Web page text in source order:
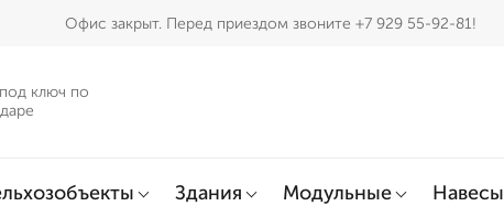
Офис закрыт. Перед приездом звоните +7 929 55-92-81!
ключ по
Здания Модульные Навесы